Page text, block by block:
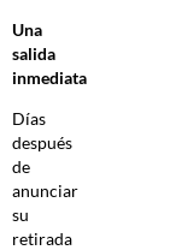
Una
salida
inmediata
Días
después
de
anunciar
su
retirada